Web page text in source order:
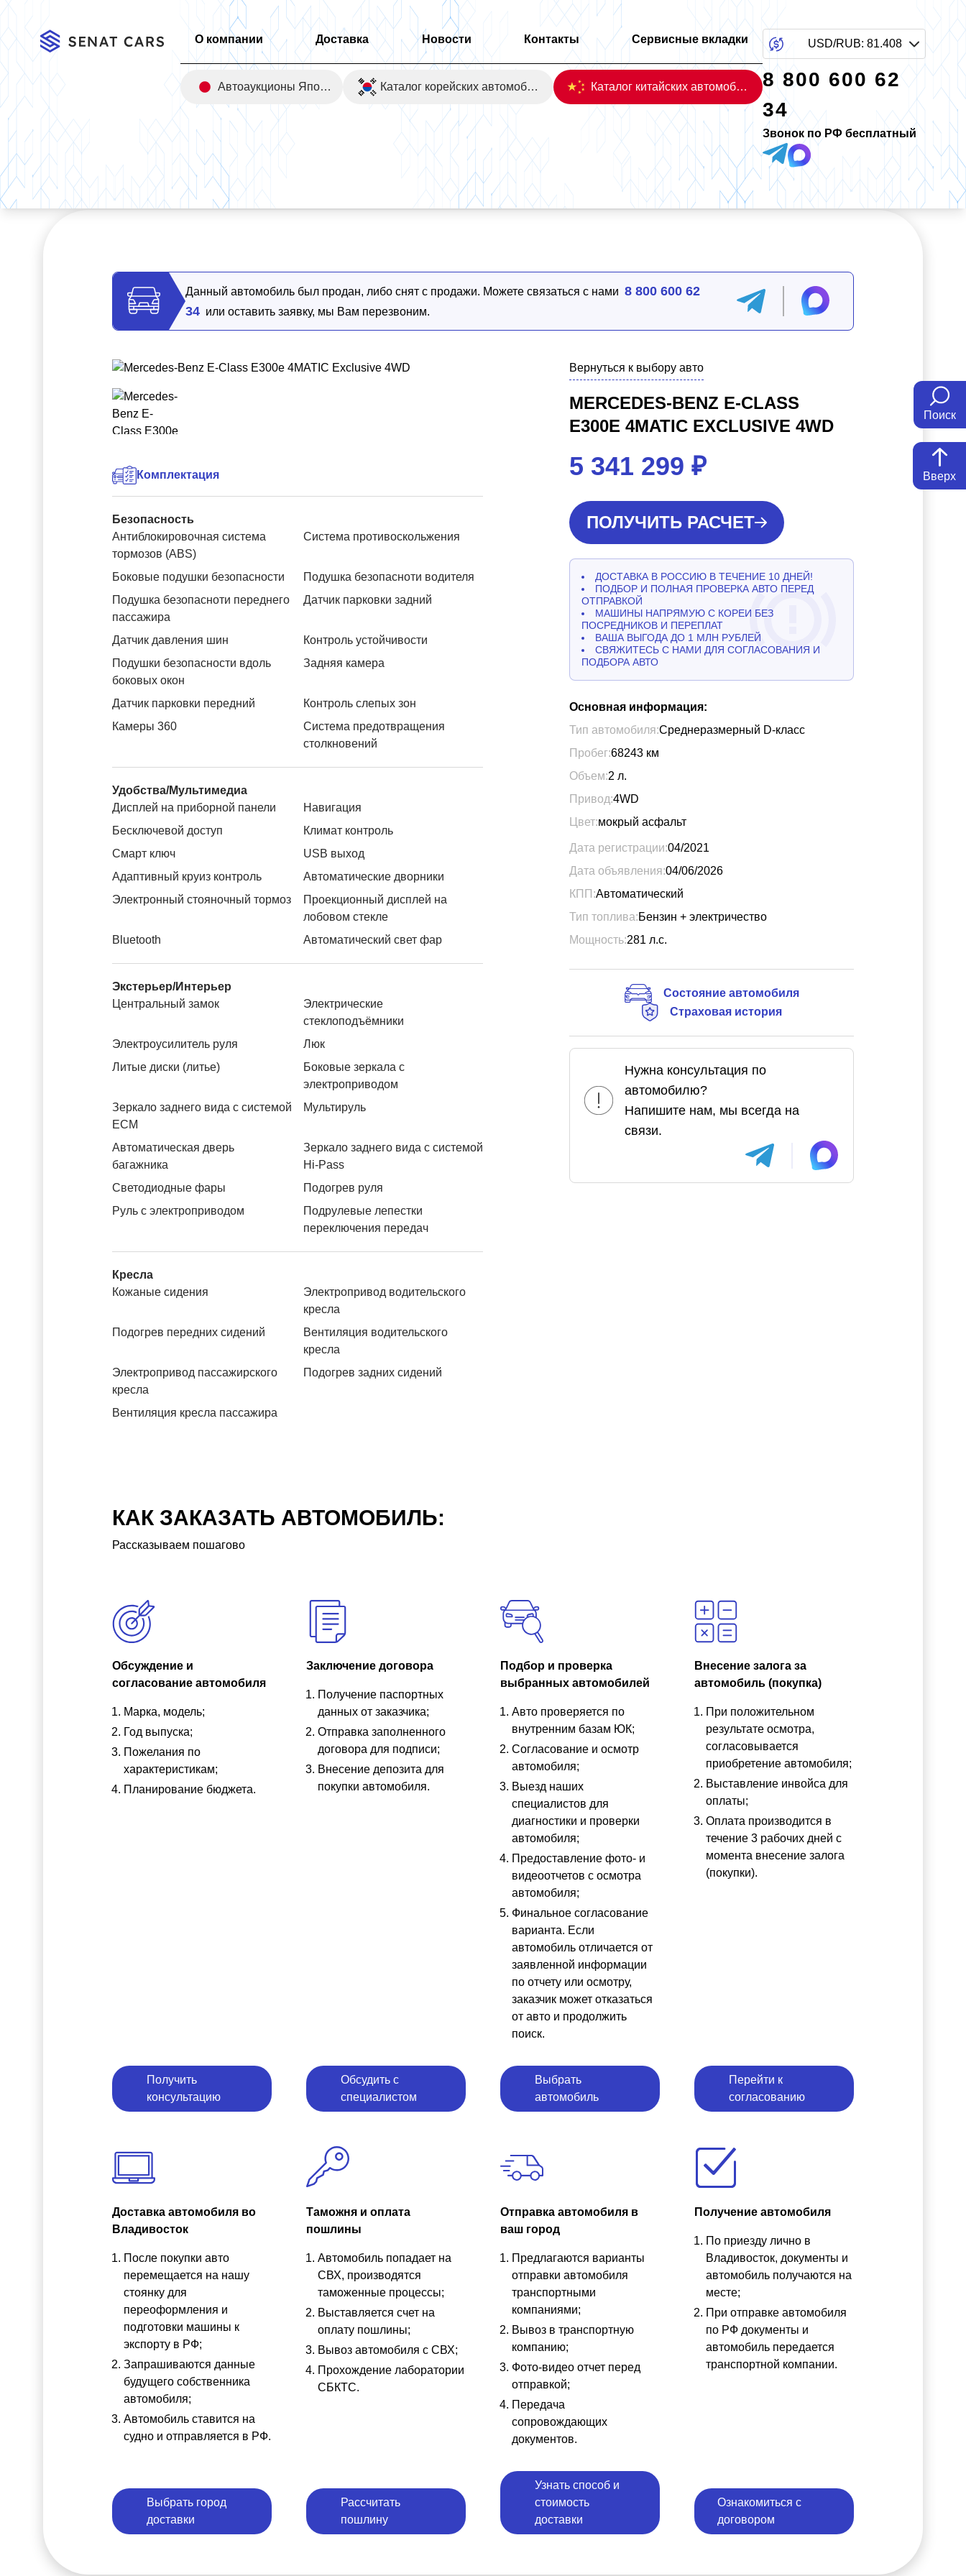
Поиск
Вверх
О компании Доставка Новости Контакты Сервисные вкладки
Автоаукционы Японии Каталог корейских автомобилей Каталог китайских автомобилей
USD/RUB: 81.408
8 800 600 62
34
Звонок по РФ бесплатный
Главная/Каталог Mercedes-Benz E-Class E300e 4MATIC Exclusive 4WD
Данный автомобиль был продан, либо снят с продажи. Можете связаться с нами 8 800 600 62
34 или оставить заявку, мы Вам перезвоним.
Комплектация
Безопасность
Антиблокировочная система
тормозов (ABS)
Система противоскольжения
Боковые подушки безопасности
Подушка безопасноти водителя
Подушка безопасноти переднего
пассажира
Датчик парковки задний
Датчик давления шин
Контроль устойчивости
Подушки безопасности вдоль
боковых окон
Задняя камера
Датчик парковки передний
Контроль слепых зон
Камеры 360
Система предотвращения
столкновений
Удобства/Мультимедиа
Дисплей на приборной панели
Навигация
Бесключевой доступ
Климат контроль
Смарт ключ
USB выход
Адаптивный круиз контроль
Автоматические дворники
Электронный стояночный тормоз
Проекционный дисплей на
лобовом стекле
Bluetooth
Автоматический свет фар
Экстерьер/Интерьер
Центральный замок
Электрические
стеклоподъёмники
Электроусилитель руля
Люк
Литые диски (литье)
Боковые зеркала с
электроприводом
Зеркало заднего вида с системой
ЕСМ
Мультируль
Автоматическая дверь
багажника
Зеркало заднего вида с системой
Hi-Pass
Светодиодные фары
Подогрев руля
Руль с электроприводом
Подрулевые лепестки
переключения передач
Кресла
Кожаные сидения
Электропривод водительского
кресла
Подогрев передних сидений
Вентиляция водительского
кресла
Электропривод пассажирского
кресла
Подогрев задних сидений
Вентиляция кресла пассажира
Вернуться к выбору авто
MERCEDES-BENZ E-CLASS
E300E 4MATIC EXCLUSIVE 4WD
5 341 299 ₽
ПОЛУЧИТЬ РАСЧЕТ
ДОСТАВКА В РОССИЮ В ТЕЧЕНИЕ 10 ДНЕЙ!
ПОДБОР И ПОЛНАЯ ПРОВЕРКА АВТО ПЕРЕД
ОТПРАВКОЙ
МАШИНЫ НАПРЯМУЮ С КОРЕИ БЕЗ
ПОСРЕДНИКОВ И ПЕРЕПЛАТ
ВАША ВЫГОДА ДО 1 МЛН РУБЛЕЙ
СВЯЖИТЕСЬ С НАМИ ДЛЯ СОГЛАСОВАНИЯ И
ПОДБОРА АВТО
Основная информация:
Тип автомобиля:Среднеразмерный D-класс
Пробег:68243 км
Объем:2 л.
Привод:4WD
Цвет:мокрый асфальт
Дата регистрации:04/2021
Дата объявления:04/06/2026
КПП:Автоматический
Тип топлива:Бензин + электричество
Мощность:281 л.с.
Состояние автомобиля
Страховая история
Нужна консультация по
автомобилю?
Напишите нам, мы всегда на
связи.
КАК ЗАКАЗАТЬ АВТОМОБИЛЬ:
Рассказываем пошагово
Обсуждение и
согласование автомобиля
Марка, модель;
Год выпуска;
Пожелания по
характеристикам;
Планирование бюджета.
Получить
консультацию
Заключение договора
Получение паспортных
данных от заказчика;
Отправка заполненного
договора для подписи;
Внесение депозита для
покупки автомобиля.
Обсудить с
специалистом
Подбор и проверка
выбранных автомобилей
Авто проверяется по
внутренним базам ЮК;
Согласование и осмотр
автомобиля;
Выезд наших
специалистов для
диагностики и проверки
автомобиля;
Предоставление фото- и
видеоотчетов с осмотра
автомобиля;
Финальное согласование
варианта. Если
автомобиль отличается от
заявленной информации
по отчету или осмотру,
заказчик может отказаться
от авто и продолжить
поиск.
Выбрать
автомобиль
Внесение залога за
автомобиль (покупка)
При положительном
результате осмотра,
согласовывается
приобретение автомобиля;
Выставление инвойса для
оплаты;
Оплата производится в
течение 3 рабочих дней с
момента внесение залога
(покупки).
Перейти к
согласованию
Доставка автомобиля во
Владивосток
После покупки авто
перемещается на нашу
стоянку для
переоформления и
подготовки машины к
экспорту в РФ;
Запрашиваются данные
будущего собственника
автомобиля;
Автомобиль ставится на
судно и отправляется в РФ.
Выбрать город
доставки
Таможня и оплата
пошлины
Автомобиль попадает на
СВХ, производятся
таможенные процессы;
Выставляется счет на
оплату пошлины;
Вывоз автомобиля с СВХ;
Прохождение лаборатории
СБКТС.
Рассчитать
пошлину
Отправка автомобиля в
ваш город
Предлагаются варианты
отправки автомобиля
транспортными
компаниями;
Вывоз в транспортную
компанию;
Фото-видео отчет перед
отправкой;
Передача
сопровождающих
документов.
Узнать способ и
стоимость
доставки
Получение автомобиля
По приезду лично в
Владивосток, документы и
автомобиль получаются на
месте;
При отправке автомобиля
по РФ документы и
автомобиль передается
транспортной компании.
Ознакомиться с
договором